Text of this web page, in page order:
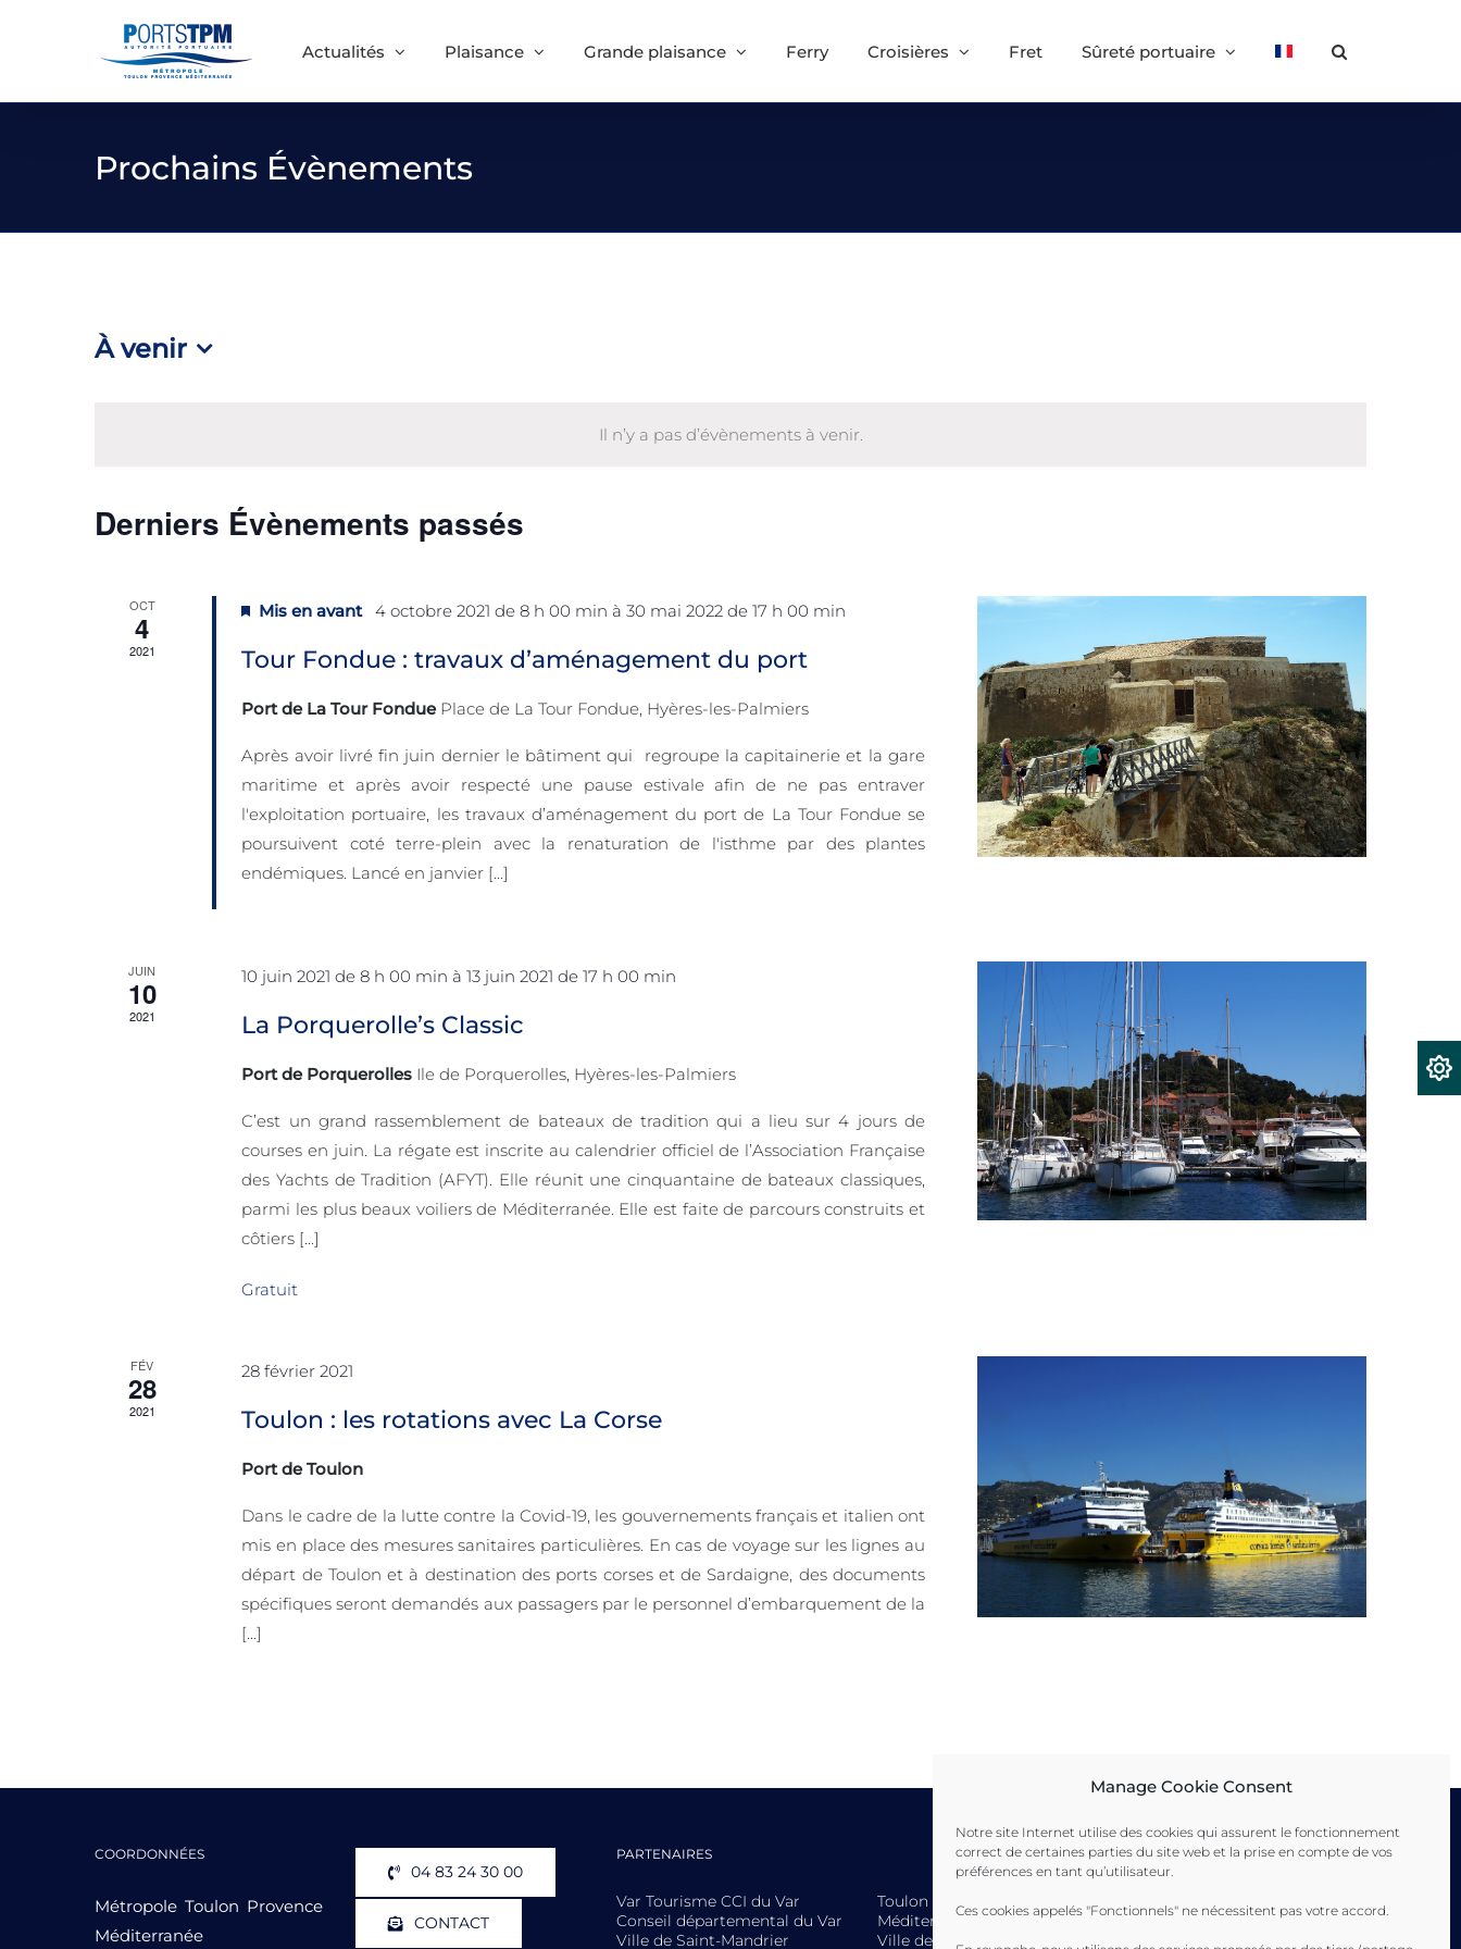
Manage Cookie Consent
Notre site Internet utilise des cookies qui assurent le fonctionnement
correct de certaines parties du site web et la prise en compte de vos
préférences en tant qu’utilisateur.
Ces cookies appelés "Fonctionnels" ne nécessitent pas votre accord.
Actualités Plaisance Grande plaisance Ferry Croisières Fret Sûreté portuaire
Prochains Évènements
Il n’y a pas d’évènements à venir.
À venir
Derniers Évènements passés
OCT
4
2021
Mis en avant 4 octobre 2021 de 8 h 00 min à30 mai 2022 de 17 h 00 min
Tour Fondue : travaux d’aménagement du port
Port de La Tour Fondue Place de La Tour Fondue, Hyères-les-Palmiers
Après avoir livré fin juin dernier le bâtiment qui regroupe la capitainerie et la gare
maritime et après avoir respecté une pause estivale afin de ne pas entraver
l'exploitation portuaire, les travaux d’aménagement du port de La Tour Fondue se
poursuivent coté terre-plein avec la renaturation de l'isthme par des plantes
endémiques. Lancé en janvier [...]
JUIN
10
2021
10 juin 2021 de 8 h 00 min à13 juin 2021 de 17 h 00 min
La Porquerolle’s Classic
Port de Porquerolles Ile de Porquerolles, Hyères-les-Palmiers
C’est un grand rassemblement de bateaux de tradition qui a lieu sur 4 jours de
courses en juin. La régate est inscrite au calendrier officiel de l’Association Française
des Yachts de Tradition (AFYT). Elle réunit une cinquantaine de bateaux classiques,
parmi les plus beaux voiliers de Méditerranée. Elle est faite de parcours construits et
côtiers [...]
Gratuit
FÉV
28
2021
28 février 2021
Toulon : les rotations avec La Corse
Port de Toulon
Dans le cadre de la lutte contre la Covid-19, les gouvernements français et italien ont
mis en place des mesures sanitaires particulières. En cas de voyage sur les lignes au
départ de Toulon et à destination des ports corses et de Sardaigne, des documents
spécifiques seront demandés aux passagers par le personnel d’embarquement de la
[...]
COORDONNÉES
Métropole Toulon Provence
Méditerranée
04 83 24 30 00
CONTACT
PARTENAIRES
Var Tourisme CCI du Var
Conseil départemental du Var
Ville de Saint-Mandrier
Toulon Provence
Méditerranée Ville de Toulon
Ville de La Seyne-sur-Mer Ville